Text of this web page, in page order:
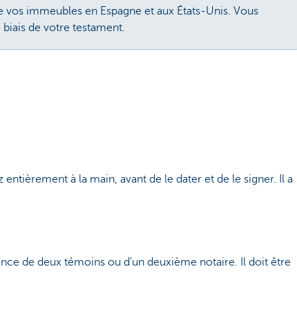
immeubles en Espagne et aux États-Unis. Vous
de votre testament.
à la main, avant de le dater et de le signer. Il a
de deux témoins ou d'un deuxième notaire. Il doit être